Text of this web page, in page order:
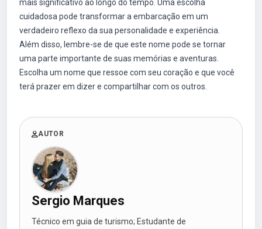
mais significativo ao longo do tempo. Uma escolha
cuidadosa pode transformar a embarcação em um
verdadeiro reflexo da sua personalidade e experiência.
Além disso, lembre-se de que este nome pode se tornar
uma parte importante de suas memórias e aventuras.
Escolha um nome que ressoe com seu coração e que você
terá prazer em dizer e compartilhar com os outros.
AUTOR
Sergio Marques
Técnico em guia de turismo; Estudante de